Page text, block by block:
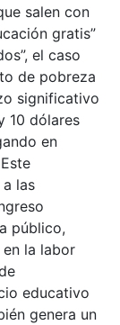
salen con
gratis”
el caso
de pobreza
significativo
10 dólares
en
las
público,
la labor
educativo
genera un